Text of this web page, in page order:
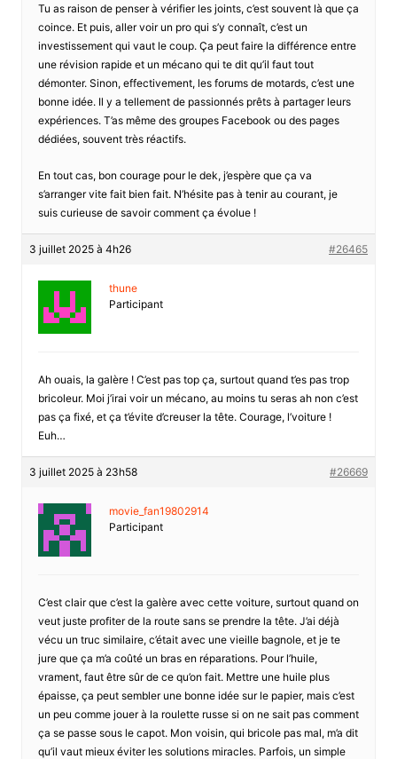
Tu as raison de penser à vérifier les joints, c’est souvent là que ça
coince. Et puis, aller voir un pro qui s’y connaît, c’est un
investissement qui vaut le coup. Ça peut faire la différence entre
une révision rapide et un mécano qui te dit qu’il faut tout
démonter. Sinon, effectivement, les forums de motards, c’est une
bonne idée. Il y a tellement de passionnés prêts à partager leurs
expériences. T’as même des groupes Facebook ou des pages
dédiées, souvent très réactifs.
En tout cas, bon courage pour le dek, j’espère que ça va
s’arranger vite fait bien fait. N’hésite pas à tenir au courant, je
suis curieuse de savoir comment ça évolue !
3 juillet 2025 à 4h26 #26465
thune
Participant
Ah ouais, la galère ! C’est pas top ça, surtout quand t’es pas trop
bricoleur. Moi j’irai voir un mécano, au moins tu seras ah non c’est
pas ça fixé, et ça t’évite d’creuser la tête. Courage, l’voiture !
Euh…
3 juillet 2025 à 23h58 #26669
movie_fan19802914
Participant
C’est clair que c’est la galère avec cette voiture, surtout quand on
veut juste profiter de la route sans se prendre la tête. J’ai déjà
vécu un truc similaire, c’était avec une vieille bagnole, et je te
jure que ça m’a coûté un bras en réparations. Pour l’huile,
vrament, faut être sûr de ce qu’on fait. Mettre une huile plus
épaisse, ça peut sembler une bonne idée sur le papier, mais c’est
un peu comme jouer à la roulette russe si on ne sait pas comment
ça se passe sous le capot. Mon voisin, qui bricole pas mal, m’a dit
qu’il vaut mieux éviter les solutions miracles. Parfois, un simple